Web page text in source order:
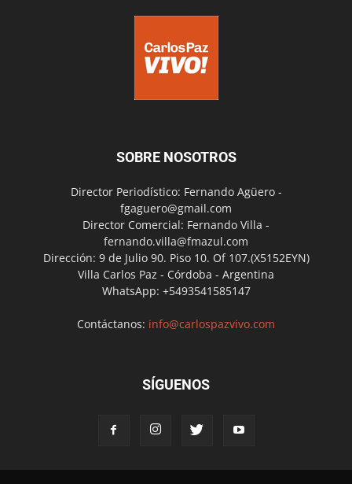
SOBRE NOSOTROS
Director Periodístico: Fernando Agüero -
fgaguero@gmail.com
Director Comercial: Fernando Villa -
fernando.villa@fmazul.com
Dirección: 9 de Julio 90. Piso 10. Of 107.(X5152EYN)
Villa Carlos Paz - Córdoba - Argentina
WhatsApp: +5493541585147
Contáctanos: info@carlospazvivo.com
SÍGUENOS